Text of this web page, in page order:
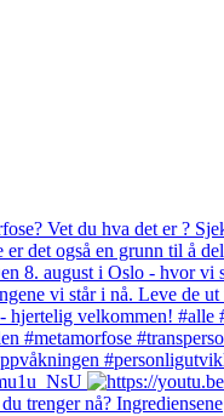
trenger nå? Ingrediensene